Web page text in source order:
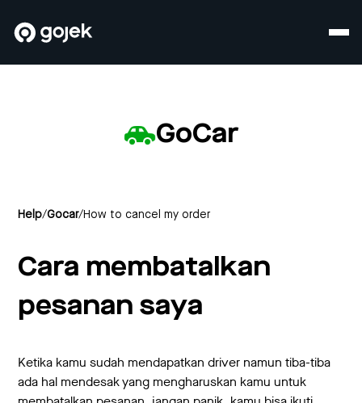
GoCar
Help/Gocar/How to cancel my order
Cara membatalkan
pesanan saya
Ketika kamu sudah mendapatkan driver namun tiba-tiba
ada hal mendesak yang mengharuskan kamu untuk